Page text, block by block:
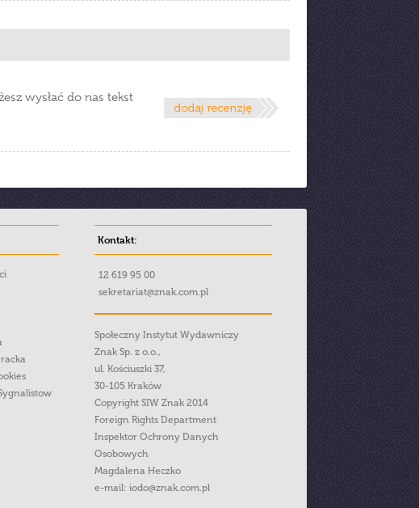
wysłać do nas tekst
Kontakt:
12 619 95 00
sekretariat@znak.com.pl
Społeczny Instytut Wydawniczy
Znak Sp. z o.o.,
ul. Kościuszki 37,
30-105 Kraków
Copyright SIW Znak 2014
Foreign Rights Department
Inspektor Ochrony Danych
Osobowych
Magdalena Heczko
e-mail: iodo@znak.com.pl